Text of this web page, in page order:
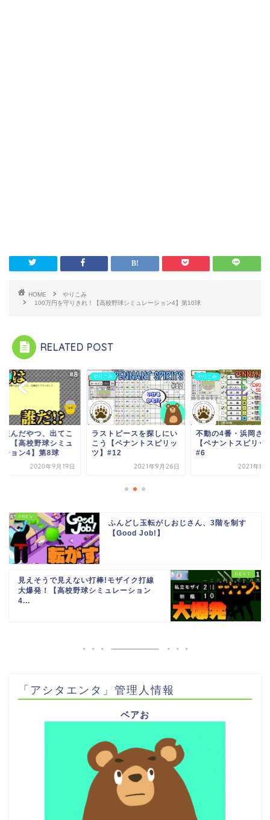
HOME
やりこみ
100万円を守りきれ！【高校野球シミュレーション4】第10球
RELATED POST
盗んだやつ、出てこ
！【高校野球シミュ
ション4】第8球
2020年9月19日
やりこみ
ラストピースを探しにい
こう【ペナントスピリッ
ツ】#12
2021年9月26日
やりこみ
不動の4番・浜岡さ
【ペナントスピリッ
#6
2021年8
ふんどし玉転がしおじさん、3階を制す
【Good Job!】
見えそうで見えない打棒!モザイク打線
大爆発！【高校野球シミュレーション
4...
「アシタエンタ」管理人情報
ベアお